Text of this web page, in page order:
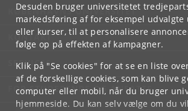
Desuden bruger universitetet
markedsføring af for eksempel udvalgte
eller kurser, til at personalisere
følge op på effekten af kampagner.
Klik på "Se cookies" for at se en liste
af de forskellige cookies, som kan blive
computer eller mobil, når du bruger
hjemmeside. Du kan selv vælge om du
KØBENHAVNS UNIVERSITET
KONTAKT
SERVICES
FOR STUDERENDE OG ANSATTE